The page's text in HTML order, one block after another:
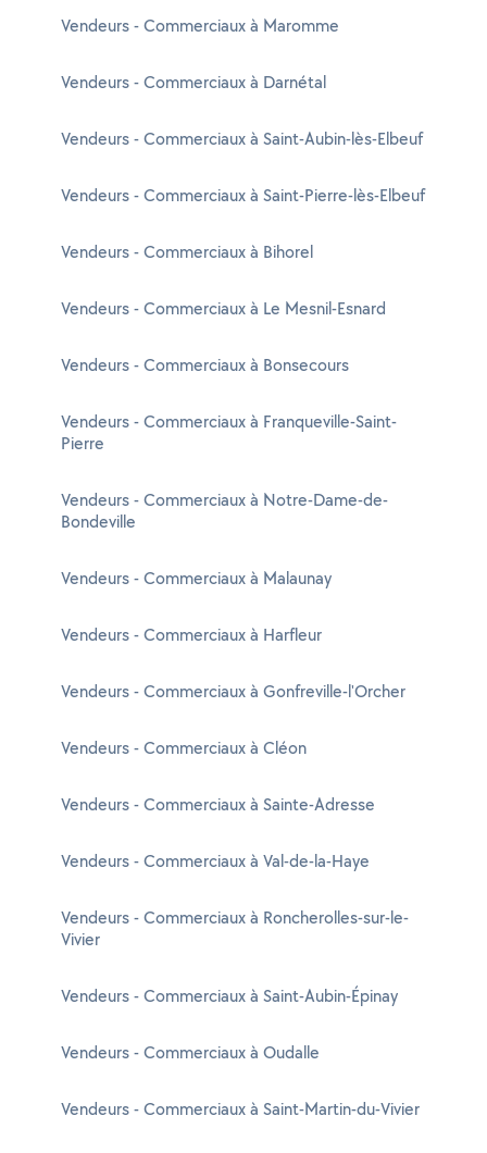
Vendeurs - Commerciaux à Maromme
Vendeurs - Commerciaux à Darnétal
Vendeurs - Commerciaux à Saint-Aubin-lès-Elbeuf
Vendeurs - Commerciaux à Saint-Pierre-lès-Elbeuf
Vendeurs - Commerciaux à Bihorel
Vendeurs - Commerciaux à Le Mesnil-Esnard
Vendeurs - Commerciaux à Bonsecours
Vendeurs - Commerciaux à Franqueville-Saint-
Pierre
Vendeurs - Commerciaux à Notre-Dame-de-
Bondeville
Vendeurs - Commerciaux à Malaunay
Vendeurs - Commerciaux à Harfleur
Vendeurs - Commerciaux à Gonfreville-l'Orcher
Vendeurs - Commerciaux à Cléon
Vendeurs - Commerciaux à Sainte-Adresse
Vendeurs - Commerciaux à Val-de-la-Haye
Vendeurs - Commerciaux à Roncherolles-sur-le-
Vivier
Vendeurs - Commerciaux à Saint-Aubin-Épinay
Vendeurs - Commerciaux à Oudalle
Vendeurs - Commerciaux à Saint-Martin-du-Vivier